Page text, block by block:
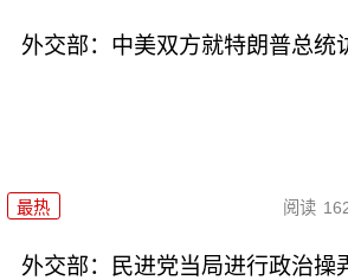
外交部：中美双方就特朗普总统
最热 阅读
外交部：民进党当局进行政治操